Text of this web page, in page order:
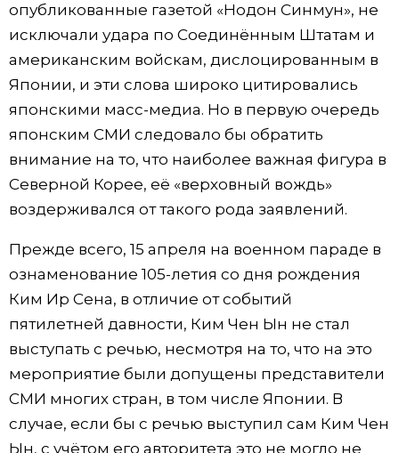
опубликованные газетой «Нодон Синмун», не
исключали удара по Соединённым Штатам и
американским войскам, дислоцированным в
Японии, и эти слова широко цитировались
японскими масс-медиа. Но в первую очередь
японским СМИ следовало бы обратить
внимание на то, что наиболее важная фигура в
Северной Корее, её «верховный вождь»
воздерживался от такого рода заявлений.
Прежде всего, 15 апреля на военном параде в
ознаменование 105-летия со дня рождения
Ким Ир Сена, в отличие от событий
пятилетней давности, Ким Чен Ын не стал
выступать с речью, несмотря на то, что на это
мероприятие были допущены представители
СМИ многих стран, в том числе Японии. В
случае, если бы с речью выступил сам Ким Чен
Ын, с учётом его авторитета это не могло не